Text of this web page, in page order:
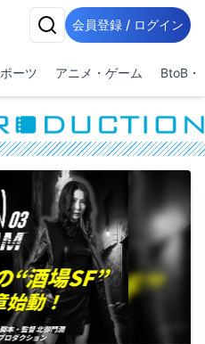
会員登録 / ログイン
ーツ アニメ・ゲーム BtoB・